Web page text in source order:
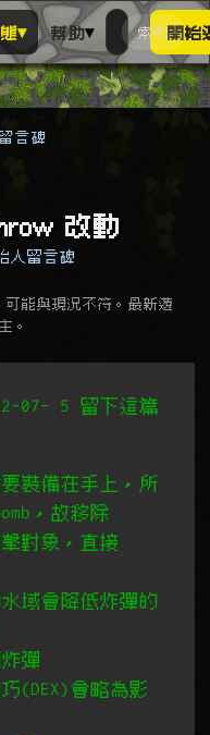
▾ 幫助▾
搜尋萬物
搜人物、
索引開始
言碑
改動
人留言碑
能與現況不符。最新遊
。
07- 5 留下這篇
裝備在手上，所
，故移除
對象，直接
域會降低炸彈的
彈
(DEX)會略為影